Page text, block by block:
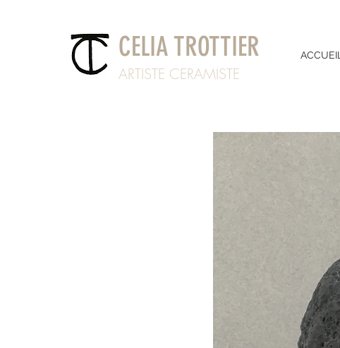
CELIA TROTTIER
ARTISTE CERAMISTE
ACCUEIL